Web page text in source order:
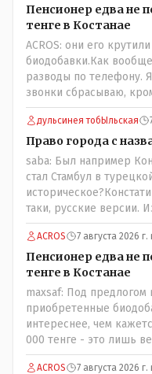
Сменилось несколько
краеведческий факт и
Пенсионер едва не
тенге в Костанае
ACROS: они его
биодобавки.Как
разводы по телефону.
звонки сбрасываю,
Один раз мне мой банк
приехал туда, в банк,
притащил к главному
один такой звонок,
счета свои у вас
сразу в бан, по
Скам, пока не
созвоны - только на
дульсинея тобЫльская
Право города с
saba: Был например
стал Стамбул в
таки, русские версии.
назывался Бизантиов,
он стал
назваали его
переименовали в
ACROS 7 августа 2026 г.
Пенсионер едва не
тенге в Костанае
maxsaf: Под предлогом
приобретенные
интереснее, чем
000 тенге - это лишь
по полной за эти
ACROS 7 августа 2026